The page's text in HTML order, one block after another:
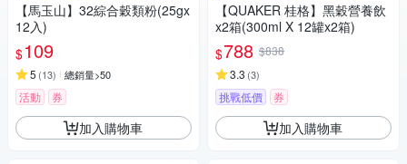
【馬玉山】32綜合穀類粉(25gx
12入)
$109
5 (13) 總銷量>50
活動 券
加入購物車
【QUAKER 桂格】黑穀營養飲
x2箱(300ml X 12罐x2箱)
$788 $838
3.3 (3)
挑戰低價 券
加入購物車